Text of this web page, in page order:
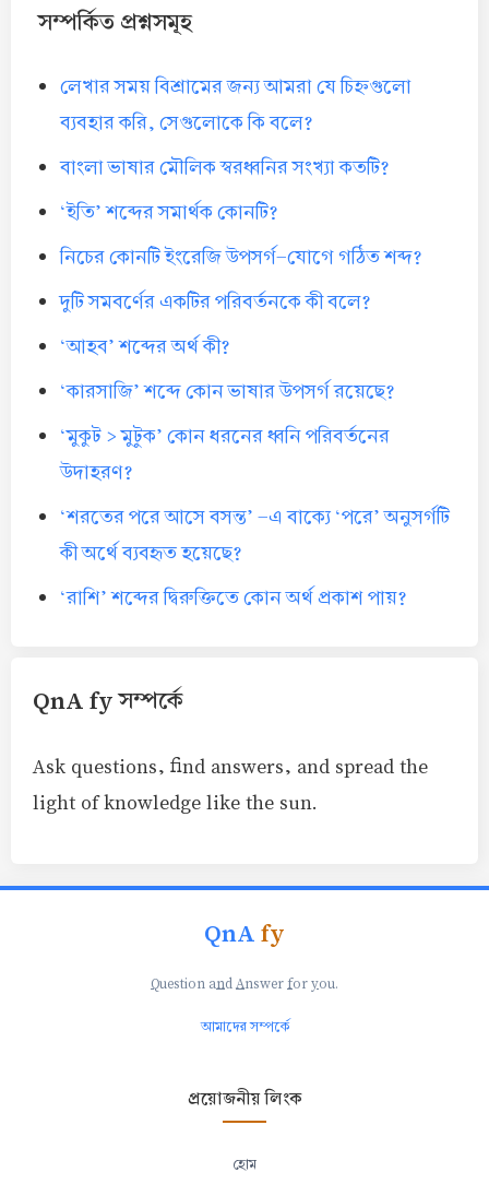
সম্পর্কিত প্রশ্নসমূহ
লেখার সময় বিশ্রামের জন্য আমরা যে চিহ্নগুলো
ব্যবহার করি, সেগুলোকে কি বলে?
বাংলা ভাষার মৌলিক স্বরধ্বনির সংখ্যা কতটি?
‘ইতি’ শব্দের সমার্থক কোনটি?
নিচের কোনটি ইংরেজি উপসর্গ-যোগে গঠিত শব্দ?
দুটি সমবর্ণের একটির পরিবর্তনকে কী বলে?
‘আহব’ শব্দের অর্থ কী?
‘কারসাজি’ শব্দে কোন ভাষার উপসর্গ রয়েছে?
‘মুকুট > মুটুক’ কোন ধরনের ধ্বনি পরিবর্তনের
উদাহরণ?
‘শরতের পরে আসে বসন্ত’ -এ বাক্যে ‘পরে’ অনুসর্গটি
কী অর্থে ব্যবহৃত হয়েছে?
‘রাশি’ শব্দের দ্বিরুক্তিতে কোন অর্থ প্রকাশ পায়?
QnA fy সম্পর্কে
Ask questions, find answers, and spread the
light of knowledge like the sun.
QnAfy
Question andAnswer foryou.
আমাদের সম্পর্কে
প্রয়োজনীয় লিংক
হোম